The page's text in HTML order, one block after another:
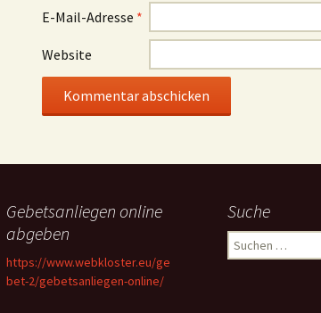
E-Mail-Adresse *
Website
Gebetsanliegen online
abgeben
https://www.webkloster.eu/ge
bet-2/gebetsanliegen-online/
Suche
Suchen
nach: